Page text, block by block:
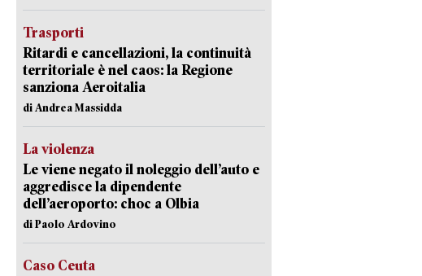
Trasporti
Ritardi e cancellazioni, la continuità
territoriale è nel caos: la Regione
sanziona Aeroitalia
di Andrea Massidda
La violenza
Le viene negato il noleggio dell’auto e
aggredisce la dipendente
dell’aeroporto: choc a Olbia
di Paolo Ardovino
Caso Ceuta